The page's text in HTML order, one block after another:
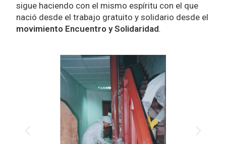
sigue haciendo con el mismo espíritu con el que
nació desde el trabajo gratuito y solidario desde el
movimiento Encuentro y Solidaridad.